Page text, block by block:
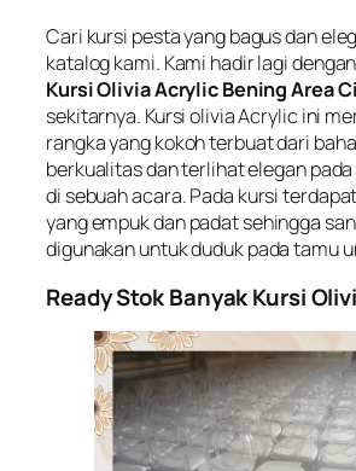
Cari kursi pesta yang bagus dan
katalog kami. Kami hadir lagi
Kursi Olivia Acrylic Bening Area
sekitarnya. Kursi olivia Acrylic ini
rangka yang kokoh terbuat dari
berkualitas dan terlihat elegan
di sebuah acara. Pada kursi
yang empuk dan padat sehingga
digunakan untuk duduk pada tamu
Ready Stok Banyak Kursi